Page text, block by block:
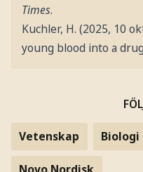
Times.
Kuchler, H. (2025, 10
young blood into a
Vetenskap Biologi
Novo Nordisk